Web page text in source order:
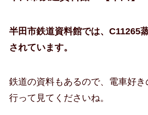
半田市鉄道資料館では、C11265
されています。
鉄道の資料もあるので、電車好
行って見てくださいね。